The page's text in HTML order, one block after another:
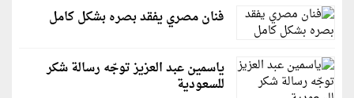
فنان مصري يفقد بصره بشكل كامل
ياسمين عبد العزيز توجّه رسالة شكر
للسعودية